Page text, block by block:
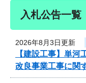
入札公告一覧
2026年8月3日更新
【建設工事】単河
改良事業工事に関